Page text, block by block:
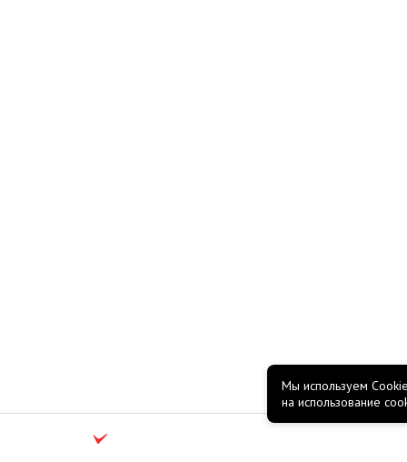
Мы используем
на использование